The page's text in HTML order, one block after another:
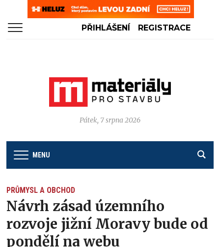
PŘIHLÁŠENÍ REGISTRACE
Pátek, 7 srpna 2026
MENU
PRŮMYSL A OBCHOD
Návrh zásad územního
rozvoje jižní Moravy bude od
pondělí na webu